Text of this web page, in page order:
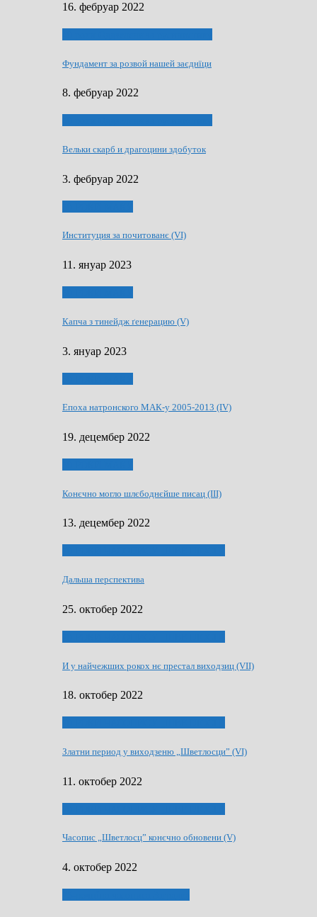
16. фебруар 2022
Фундамент за розвой нашей заєднїци
8. фебруар 2022
Вельки скарб и драгоцини здобуток
3. фебруар 2022
Институция за почитованє (VI)
11. януар 2023
Капча з тинейдж ґенерацию (V)
3. януар 2023
Епоха натронского МАК-у 2005-2013 (IV)
19. децембер 2022
Конєчно могло шлєбоднєйше писац (III)
13. децембер 2022
Дальша перспектива
25. октобер 2022
И у найчежших рокох нє престал виходзиц (VII)
18. октобер 2022
Златни период у виходзеню „Шветлосци” (VI)
11. октобер 2022
Часопис „Шветлосц” конєчно обновени (V)
4. октобер 2022